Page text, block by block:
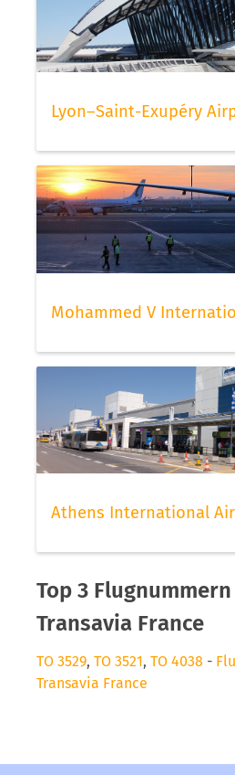
Lyon–Saint-Exupéry
Mohammed V
Athens International
Top 3
Transavia France
TO 3529, TO 3521, TO 4038 -
Transavia France